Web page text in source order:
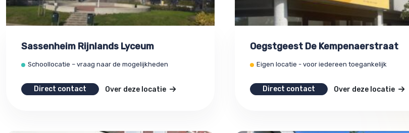
Sassenheim Rijnlands Lyceum
Schoollocatie – vraag naar de mogelijkheden
Direct contact Over deze locatie
Oegstgeest De Kempenaerstraat
Eigen locatie - voor iedereen toegankelijk
Direct contact Over deze locatie